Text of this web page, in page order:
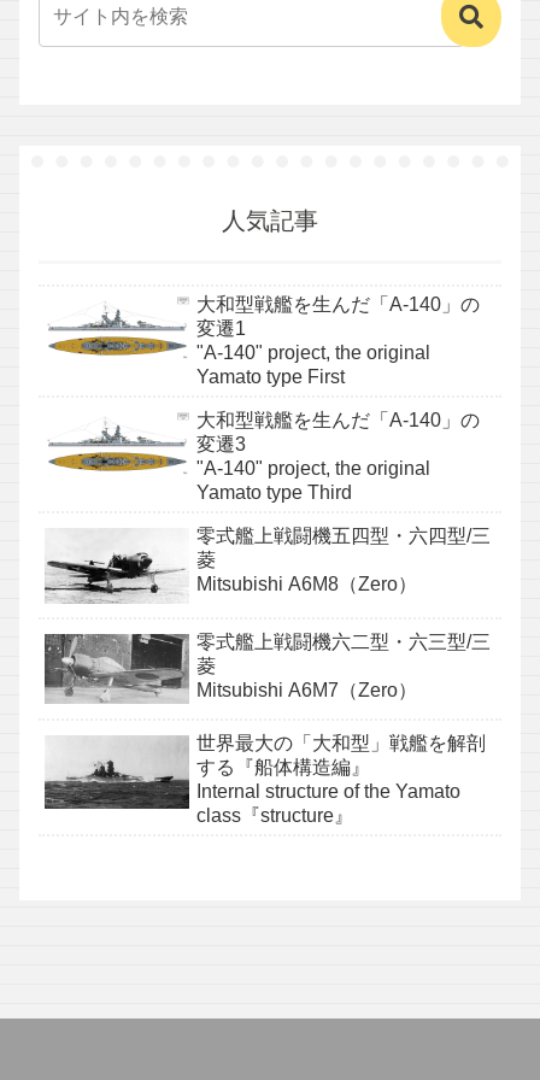
人気記事
大和型戦艦を生んだ「A-140」の
変遷1
"A-140" project, the original
Yamato type First
大和型戦艦を生んだ「A-140」の
変遷3
"A-140" project, the original
Yamato type Third
零式艦上戦闘機五四型・六四型/三
菱
Mitsubishi A6M8（Zero）
零式艦上戦闘機六二型・六三型/三
菱
Mitsubishi A6M7（Zero）
世界最大の「大和型」戦艦を解剖
する『船体構造編』
Internal structure of the Yamato
class『structure』